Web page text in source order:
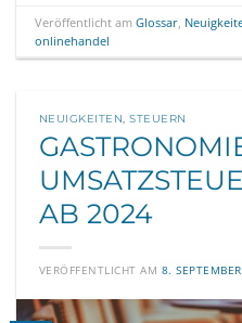
Veröffentlicht am Glossar,
onlinehandel
NEUIGKEITEN,STEUERN
AB 2024
VERÖFFENTLICHT AM 8.